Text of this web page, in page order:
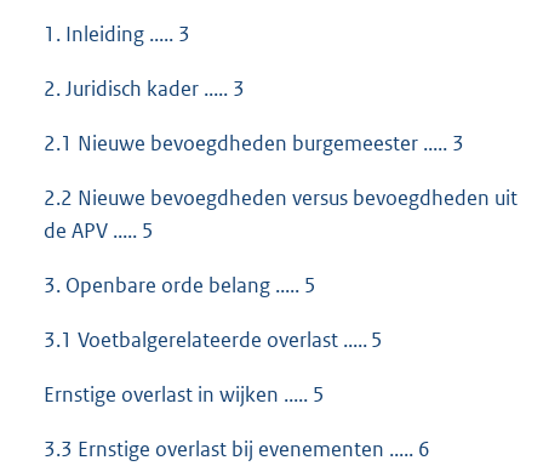
1. Inleiding ..... 3
2. Juridisch kader ..... 3
2.1 Nieuwe bevoegdheden burgemeester ..... 3
2.2 Nieuwe bevoegdheden versus bevoegdheden uit
de APV ..... 5
3. Openbare orde belang ..... 5
3.1 Voetbalgerelateerde overlast ..... 5
Ernstige overlast in wijken ..... 5
3.3 Ernstige overlast bij evenementen ..... 6